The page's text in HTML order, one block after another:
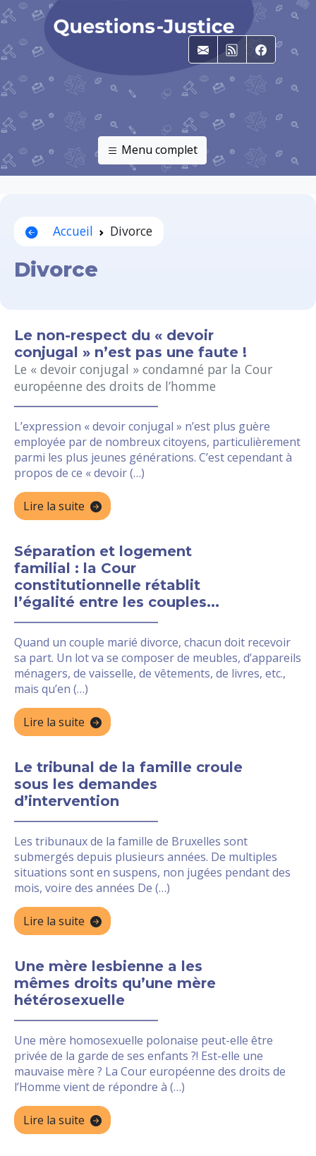
E-mailRSS
Menu complet
Accueil Divorce
Divorce
Le non-respect du « devoir
conjugal » n’est pas une faute !
Le « devoir conjugal » condamné par la Cour
européenne des droits de l’homme
L’expression « devoir conjugal » n’est plus guère
employée par de nombreux citoyens, particulièrement
parmi les plus jeunes générations. C’est cependant à
propos de ce « devoir (…)
Lire la suite
Séparation et logement
familial : la Cour
constitutionnelle rétablit
l’égalité entre les couples...
Quand un couple marié divorce, chacun doit recevoir
sa part. Un lot va se composer de meubles, d’appareils
ménagers, de vaisselle, de vêtements, de livres, etc.,
mais qu’en (…)
Lire la suite
Le tribunal de la famille croule
sous les demandes
d’intervention
Les tribunaux de la famille de Bruxelles sont
submergés depuis plusieurs années. De multiples
situations sont en suspens, non jugées pendant des
mois, voire des années De (…)
Lire la suite
Une mère lesbienne a les
mêmes droits qu’une mère
hétérosexuelle
Une mère homosexuelle polonaise peut-elle être
privée de la garde de ses enfants ?! Est-elle une
mauvaise mère ? La Cour européenne des droits de
l’Homme vient de répondre à (…)
Lire la suite